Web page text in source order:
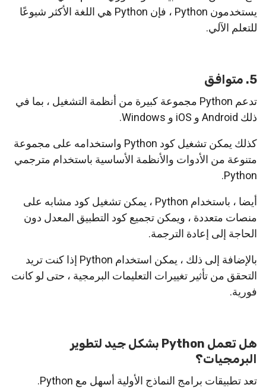
يستخدمون Python ، فإن Python هي اللغة الأكثر شيوعًا
للتعلم الآلي.
5. متوافق
تدعم Python مجموعة كبيرة من أنظمة التشغيل ، بما في
ذلك Android و iOS و Windows.
كذلك يمكن تشغيل كود Python واستخدامه على مجموعة
متنوعة من الأدوات والأنظمة الأساسية باستخدام مترجمي
Python.
أيضا ، باستخدام Python ، يمكن تشغيل كود مشابه على
منصات متعددة ، ويمكن تجميع كود التطبيق المعدل دون
الحاجة إلى إعادة الترجمة.
بالإضافة إلى ذلك ، يمكن استخدام Python إذا كنت تريد
التحقق من تأثير تغييرات التعليمات البرمجية ، حتى لو كانت
فورية.
هل تعمل Python بشكل جيد لتطوير
البرمجيات؟
تعد تطبيقات برامج النماذج الأولية أسهل مع Python.